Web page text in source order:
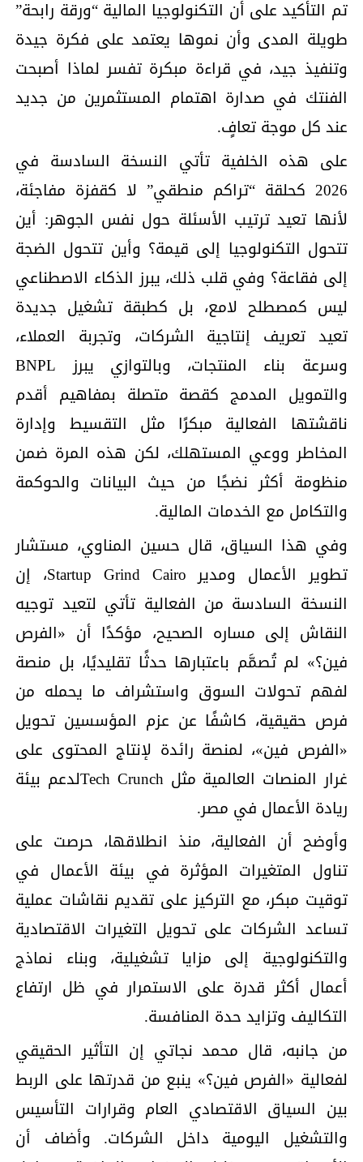
تم التأكيد على أن التكنولوجيا المالية “ورقة رابحة”
طويلة المدى وأن نموها يعتمد على فكرة جيدة
وتنفيذ جيد، في قراءة مبكرة تفسر لماذا أصبحت
الفنتك في صدارة اهتمام المستثمرين من جديد
عند كل موجة تعافٍ.
على هذه الخلفية تأتي النسخة السادسة في
2026 كحلقة “تراكم منطقي” لا كقفزة مفاجئة،
لأنها تعيد ترتيب الأسئلة حول نفس الجوهر: أين
تتحول التكنولوجيا إلى قيمة؟ وأين تتحول الضجة
إلى فقاعة؟ وفي قلب ذلك، يبرز الذكاء الاصطناعي
ليس كمصطلح لامع، بل كطبقة تشغيل جديدة
تعيد تعريف إنتاجية الشركات، وتجربة العملاء،
وسرعة بناء المنتجات، وبالتوازي يبرز BNPL
والتمويل المدمج كقصة متصلة بمفاهيم أقدم
ناقشتها الفعالية مبكرًا مثل التقسيط وإدارة
المخاطر ووعي المستهلك، لكن هذه المرة ضمن
منظومة أكثر نضجًا من حيث البيانات والحوكمة
والتكامل مع الخدمات المالية.
وفي هذا السياق، قال حسين المناوي، مستشار
تطوير الأعمال ومدير Startup Grind Cairo، إن
النسخة السادسة من الفعالية تأتي لتعيد توجيه
النقاش إلى مساره الصحيح، مؤكدًا أن «الفرص
فين؟» لم تُصمَّم باعتبارها حدثًا تقليديًا، بل منصة
لفهم تحولات السوق واستشراف ما يحمله من
فرص حقيقية، كاشفًا عن عزم المؤسسين تحويل
«الفرص فين»، لمنصة رائدة لإنتاج المحتوى على
غرار المنصات العالمية مثل Tech Crunchلدعم بيئة
ريادة الأعمال في مصر.
وأوضح أن الفعالية، منذ انطلاقها، حرصت على
تناول المتغيرات المؤثرة في بيئة الأعمال في
توقيت مبكر، مع التركيز على تقديم نقاشات عملية
تساعد الشركات على تحويل التغيرات الاقتصادية
والتكنولوجية إلى مزايا تشغيلية، وبناء نماذج
أعمال أكثر قدرة على الاستمرار في ظل ارتفاع
التكاليف وتزايد حدة المنافسة.
من جانبه، قال محمد نجاتي إن التأثير الحقيقي
لفعالية «الفرص فين؟» ينبع من قدرتها على الربط
بين السياق الاقتصادي العام وقرارات التأسيس
والتشغيل اليومية داخل الشركات. وأضاف أن